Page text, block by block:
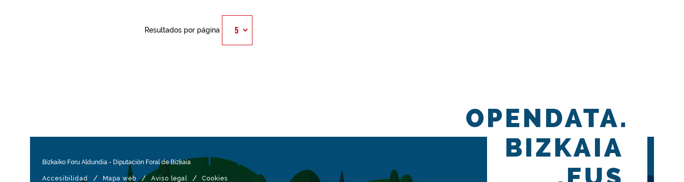
Resultados por página
Bizkaiko Foru Aldundia - Diputación Foral de Bizkaia
Accesibilidad / Mapa web / Aviso legal / Cookies
OPENDATA.
BIZKAIA